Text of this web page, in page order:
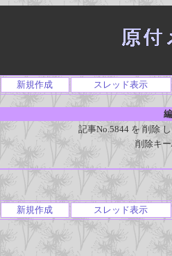
新規作成 スレッド表示
記事No.5844 を 削除
削除キ
新規作成 スレッド表示